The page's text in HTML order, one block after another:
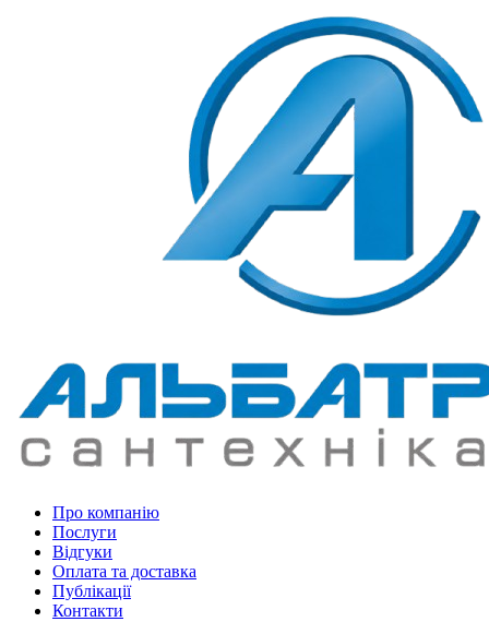
Про компанію
Послуги
Відгуки
Оплата та доставка
Публікації
Контакти